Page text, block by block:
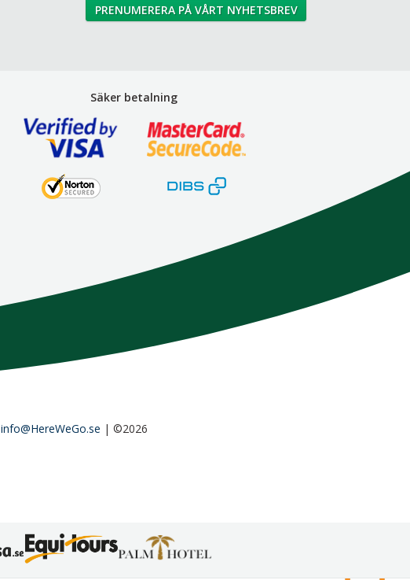
PRENUMERERA PÅ VÅRT NYHETSBREV
Säker betalning
info@HereWeGo.se | ©2026